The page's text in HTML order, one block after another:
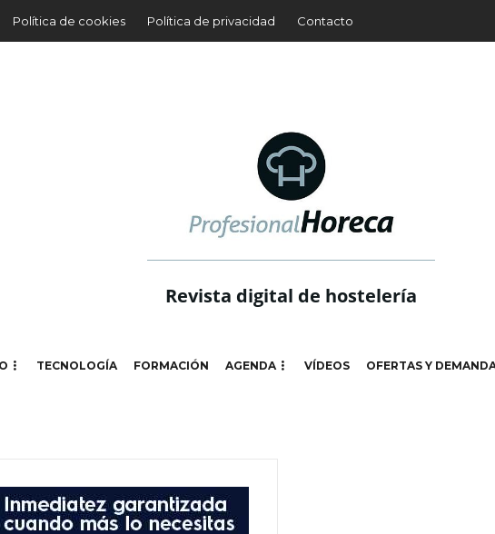
Política de cookies Política de privacidad Contacto
Revista digital de hostelería
TECNOLOGÍA FORMACIÓN AGENDA VÍDEOS OFERTAS Y